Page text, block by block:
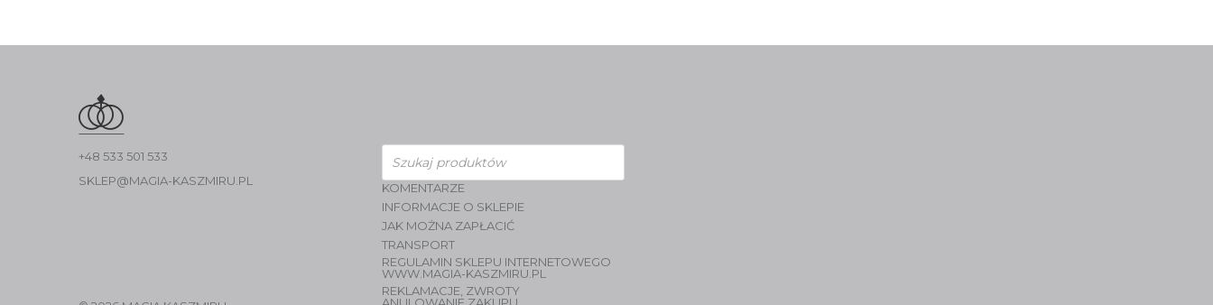
+48 533 501 533
SKLEP@MAGIA-KASZMIRU.PL
Wyszukiwarka
produktów
KOMENTARZE
INFORMACJE O SKLEPIE
JAK MOŻNA ZAPŁACIĆ
TRANSPORT
REGULAMIN SKLEPU INTERNETOWEGO
WWW.MAGIA-KASZMIRU.PL
REKLAMACJE, ZWROTY